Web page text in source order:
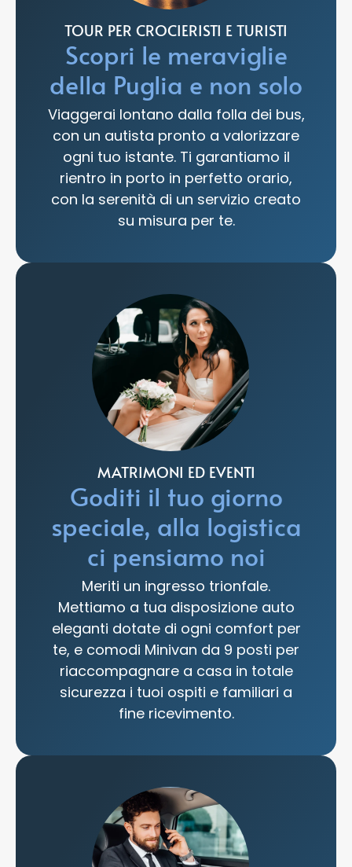
TOUR PER CROCIERISTI E TURISTI
Scopri le meraviglie
della Puglia e non solo
Viaggerai lontano dalla folla dei bus,
con un autista pronto a valorizzare
ogni tuo istante. Ti garantiamo il
rientro in porto in perfetto orario,
con la serenità di un servizio creato
su misura per te.
MATRIMONI ED EVENTI
Goditi il tuo giorno
speciale, alla logistica
ci pensiamo noi
Meriti un ingresso trionfale.
Mettiamo a tua disposizione auto
eleganti dotate di ogni comfort per
te, e comodi Minivan da 9 posti per
riaccompagnare a casa in totale
sicurezza i tuoi ospiti e familiari a
fine ricevimento.